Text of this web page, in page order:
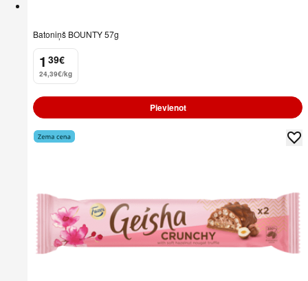
Batoniņš BOUNTY 57g
1
. 39€
24,39€/kg
Pievienot